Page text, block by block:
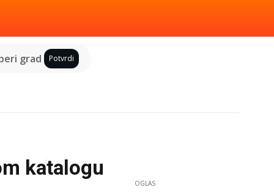
grad Potvrdi
katalogu
OGLAS